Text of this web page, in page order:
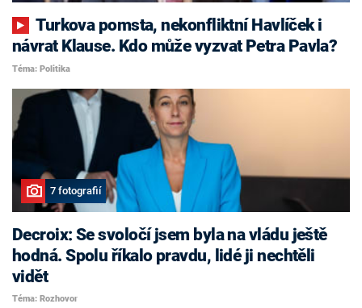
Turkova pomsta, nekonfliktní Havlíček i
návrat Klause. Kdo může vyzvat Petra Pavla?
Téma: Politika
7 fotografií
Decroix: Se svoločí jsem byla na vládu ještě
hodná. Spolu říkalo pravdu, lidé ji nechtěli
vidět
Téma: Rozhovor